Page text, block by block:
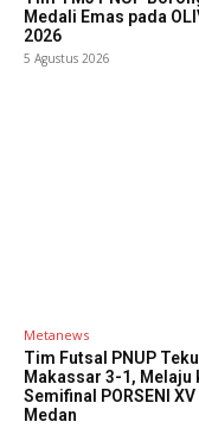
Medali Emas pada
2026
5 Agustus 2026
Metanews
Tim Futsal PNUP
Makassar 3-1, Melaju
Semifinal PORSENI XV
Medan